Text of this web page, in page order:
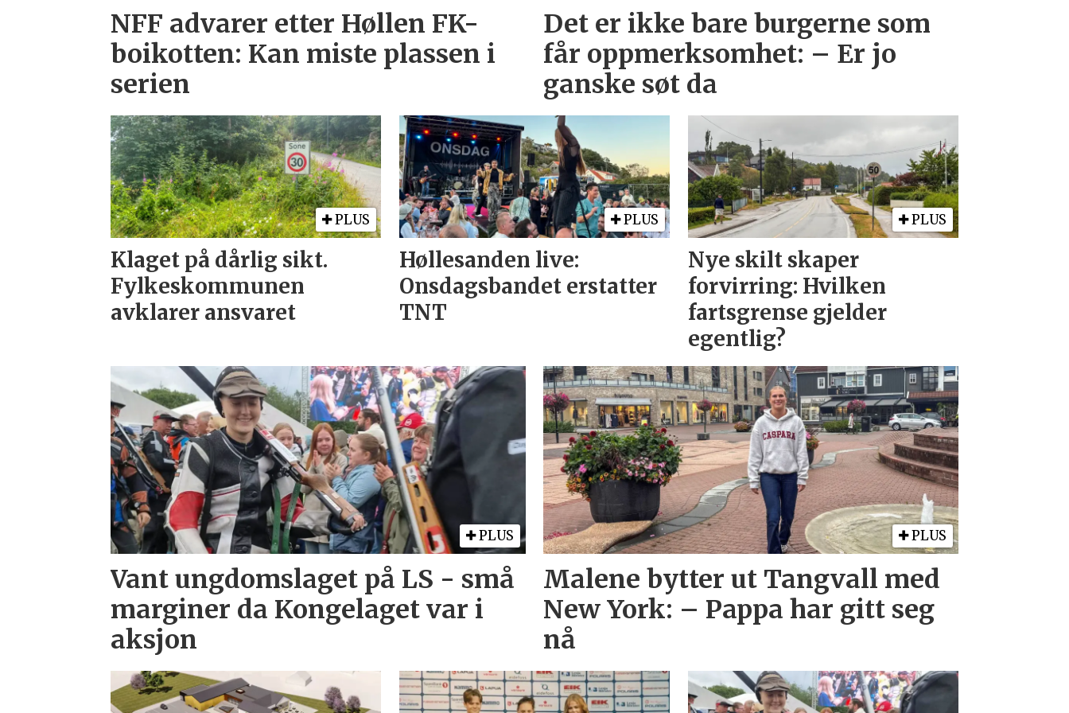
NFF advarer etter Høllen FK-
boikotten: Kan miste plassen i
serien
Det er ikke bare burgerne som
får oppmerksomhet: – Er jo
ganske søt da
PLUS
Klaget på dårlig sikt.
Fylkeskommunen
avklarer ansvaret
PLUS
Høllesanden live:
Onsdagsbandet erstatter
TNT
PLUS
Nye skilt skaper
forvirring: Hvilken
fartsgrense gjelder
egentlig?
PLUS
Vant ungdomslaget på LS - små
marginer da Kongelaget var i
aksjon
PLUS
Malene bytter ut Tangvall med
New York: – Pappa har gitt seg
nå